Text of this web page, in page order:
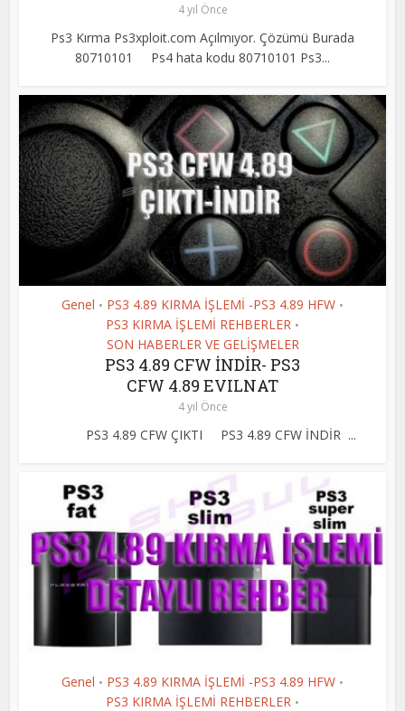
4 yıl Önce
Ps3 Kırma Ps3xploit.com Açılmıyor. Çözümü Burada
80710101 Ps4 hata kodu 80710101 Ps3...
Genel • PS3 4.89 KIRMA İŞLEMİ -PS3 4.89 HFW •
PS3 KIRMA İŞLEMİ REHBERLER •
SON HABERLER VE GELİŞMELER
PS3 4.89 CFW İNDİR- PS3
CFW 4.89 EVILNAT
4 yıl Önce
PS3 4.89 CFW ÇIKTI PS3 4.89 CFW İNDİR ...
Genel • PS3 4.89 KIRMA İŞLEMİ -PS3 4.89 HFW •
PS3 KIRMA İŞLEMİ REHBERLER •